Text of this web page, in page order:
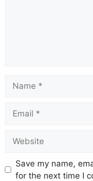
Save my name,
for the next time I